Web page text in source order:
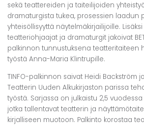
sekä teattereiden ja taiteilijoiden
dramaturgista tukea, prosessien laadun
yhteisöllisyyttä näytelmäkirjailijoille.
teatteriohjaajat ja dramaturgit jakoivat
palkinnon tunnustuksena teatteritaiteen
työstä Anna-Maria Klintrupille.
TINFO-palkinnon saivat Heidi Backström
Teatterin Uuden Alkukirjaston parissa
työstä. Sarjassa on julkaistu 2,5
jotka tallentavat teatterin ja
kirjalliseen muotoon. Palkinto korostaa